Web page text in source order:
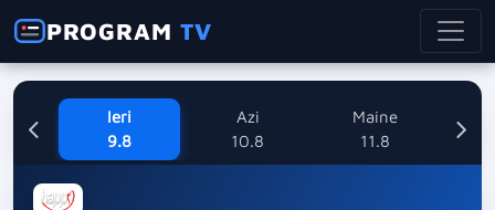
PROGRAMTV
Ieri
9.8
Azi
10.8
Maine
11.8